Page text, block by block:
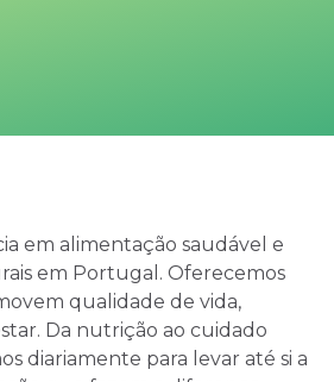
em alimentação saudável e
em Portugal. Oferecemos
qualidade de vida,
Da nutrição ao cuidado
diariamente para levar até si a